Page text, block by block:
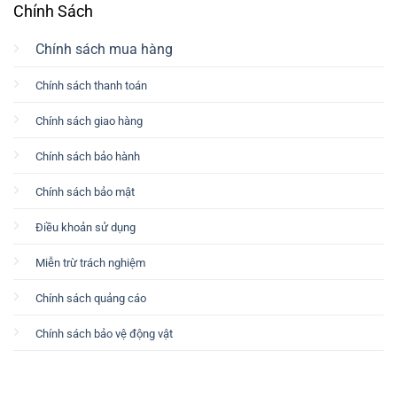
Chính Sách
Chính sách mua hàng
Chính sách thanh toán
Chính sách giao hàng
Chính sách bảo hành
Chính sách bảo mật
Điều khoản sử dụng
Miễn trừ trách nghiệm
Chính sách quảng cáo
Chính sách bảo vệ động vật